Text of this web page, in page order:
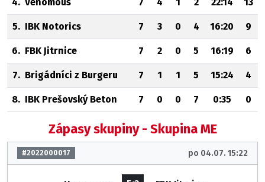
5. IBK Notorics 7 3 0 4 16:20 9
6. FBK Jitrnice 7 2 0 5 16:19 6
7. Brigádníci z Burgeru 7 1 1 5 15:24 4
8. IBK Prešovský Beton 7 0 0 7 0:35 0
Zápasy skupiny - Skupina ME
#2022000017 po 04.07. 15:22